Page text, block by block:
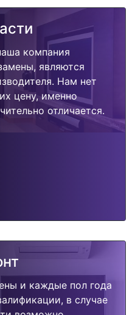
компания
являются
Нам нет
цену, именно
отличается.
и каждые пол года
в случае